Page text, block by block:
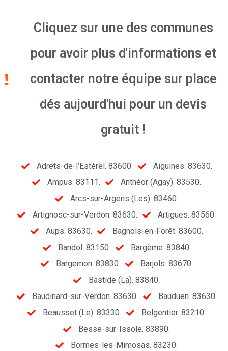
Cliquez sur une des communes
pour avoir plus d'informations et
contacter notre équipe sur place
dés aujourd'hui pour un devis
gratuit !
Adrets-de-l’Estérel. 83600.
Aiguines. 83630.
Ampus. 83111.
Anthéor (Agay). 83530.
Arcs-sur-Argens (Les). 83460.
Artignosc-sur-Verdon. 83630.
Artigues. 83560.
Aups. 83630.
Bagnols-en-Forêt. 83600.
Bandol. 83150.
Bargème. 83840.
Bargemon. 83830.
Barjols. 83670.
Bastide (La). 83840.
Baudinard-sur-Verdon. 83630.
Bauduen. 83630.
Beausset (Le). 83330.
Belgentier. 83210.
Besse-sur-Issole. 83890.
Bormes-les-Mimosas. 83230.